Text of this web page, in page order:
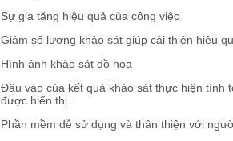
Sự gia tăng hiệu quả của công việc
Giảm số lượng khảo sát giúp cải thiện hiệu
Hình ảnh khảo sát đồ họa
Đầu vào của kết quả khảo sát thực hiện tính
được hiển thị.
Phần mềm dễ sử dụng và thân thiện với